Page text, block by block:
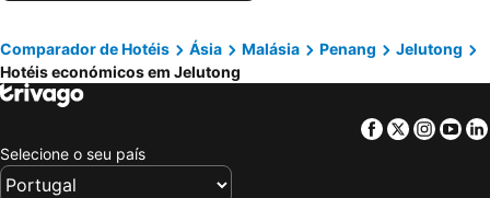
Hompton Hotel by the Beach
Flamingo Hotel by the Beach, Penang
Gaia Hotel
iStay
Courtyard by Marriott Penang
Reunion Carnarvon
Museum Hotel
Comparador de Hotéis Ásia Malásia Penang
Jelutong
Hotéis económicos em Jelutong
Facebook
Twitter
Selecione o seu país